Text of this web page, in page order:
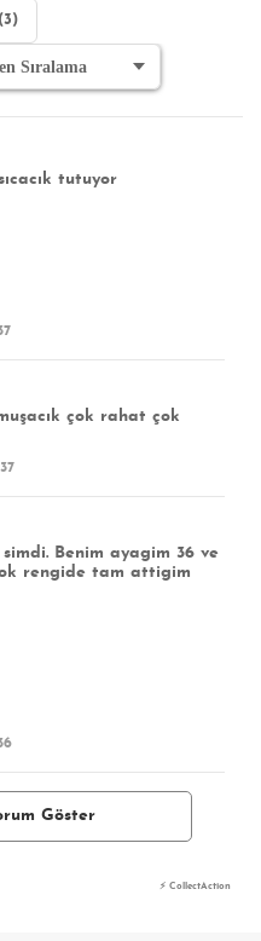
tutuyor
çok rahat çok
Benim ayagim 36 ve
rengide tam attigim
Göster
⚡ CollectAction